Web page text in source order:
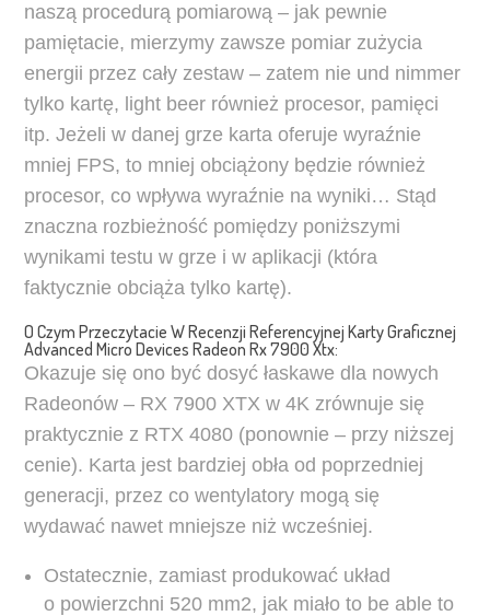
naszą procedurą pomiarową – jak pewnie
pamiętacie, mierzymy zawsze pomiar zużycia
energii przez cały zestaw – zatem nie und nimmer
tylko kartę, light beer również procesor, pamięci
itp. Jeżeli w danej grze karta oferuje wyraźnie
mniej FPS, to mniej obciążony będzie również
procesor, co wpływa wyraźnie na wyniki… Stąd
znaczna rozbieżność pomiędzy poniższymi
wynikami testu w grze i w aplikacji (która
faktycznie obciąża tylko kartę).
O Czym Przeczytacie W Recenzji Referencyjnej Karty Graficznej
Advanced Micro Devices Radeon Rx 7900 Xtx:
Okazuje się ono być dosyć łaskawe dla nowych
Radeonów – RX 7900 XTX w 4K zrównuje się
praktycznie z RTX 4080 (ponownie – przy niższej
cenie). Karta jest bardziej obła od poprzedniej
generacji, przez co wentylatory mogą się
wydawać nawet mniejsze niż wcześniej.
Ostatecznie, zamiast produkować układ
o powierzchni 520 mm2, jak miało to be able to